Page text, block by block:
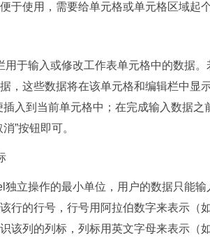
于使用，需要给单元格或单元格区域起
输入或修改工作表单元格中的数据。
，这些数据将在该单元格和编辑栏中显
插入到当前单元格中；在完成输入数据之
”按钮即可。
操作的最小单位，用户的数据只能输
行的行号，行号用阿拉伯数字来表示（
该列的列标，列标用英文字母来表示（